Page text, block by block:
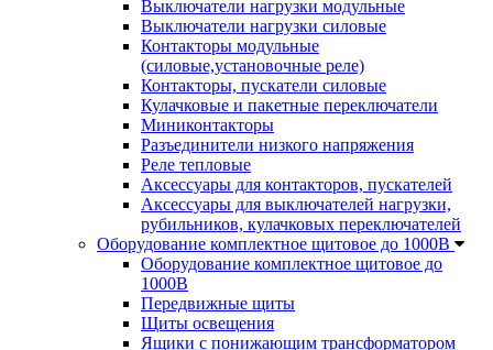
Выключатели нагрузки модульные
Выключатели нагрузки силовые
Контакторы модульные
(силовые,установочные реле)
Контакторы, пускатели силовые
Кулачковые и пакетные переключатели
Миниконтакторы
Разъединители низкого напряжения
Реле тепловые
Аксессуары для контакторов, пускателей
Аксессуары для выключателей нагрузки,
рубильников, кулачковых переключателей
Оборудование комплектное щитовое до 1000В
Оборудование комплектное щитовое до
1000В
Передвижные щиты
Щиты освещения
Ящики с понижающим трансформатором